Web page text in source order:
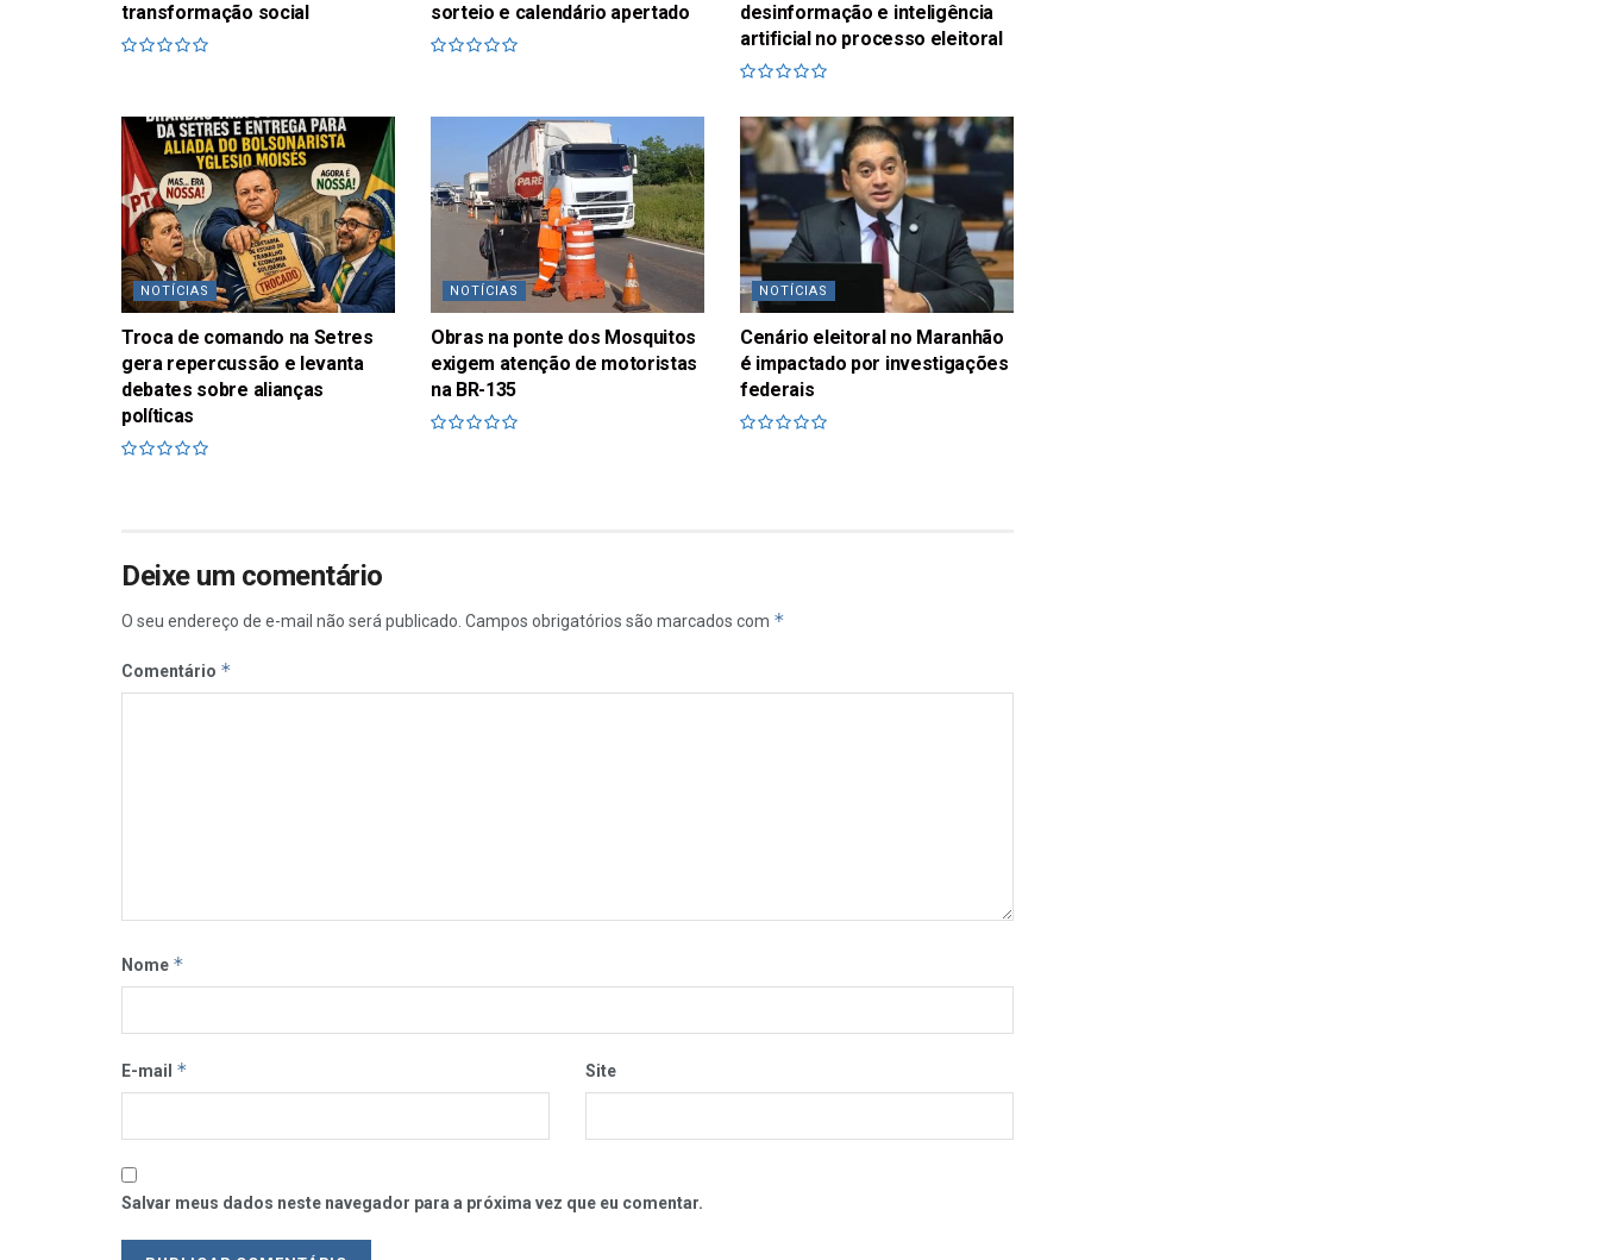
transformação social
sorteio e calendário apertado
desinformação e inteligência
artificial no processo eleitoral
NOTÍCIAS
Troca de comando na Setres
gera repercussão e levanta
debates sobre alianças
políticas
NOTÍCIAS
Obras na ponte dos Mosquitos
exigem atenção de motoristas
na BR-135
NOTÍCIAS
Cenário eleitoral no Maranhão
é impactado por investigações
federais
Deixe um comentário
O seu endereço de e-mail não será publicado. Campos obrigatórios são marcados com *
Comentário *
Nome *
E-mail * Site
Salvar meus dados neste navegador para a próxima vez que eu comentar.